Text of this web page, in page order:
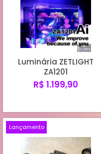
Luminária ZETLIGHT
ZA1201
R$ 1.199,90
Lançamento